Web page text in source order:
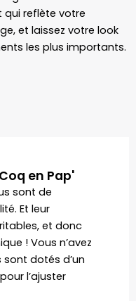
reflète votre
et laissez votre look
les plus importants.
en Pap'
sont de
Et leur
et donc
! Vous n’avez
dotés d’un
l’ajuster